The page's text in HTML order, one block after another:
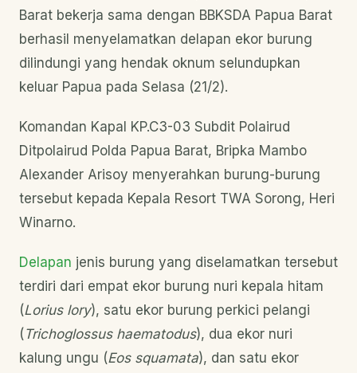
Barat bekerja sama dengan BBKSDA Papua Barat
berhasil menyelamatkan delapan ekor burung
dilindungi yang hendak oknum selundupkan
keluar Papua pada Selasa (21/2).
Komandan Kapal KP.C3-03 Subdit Polairud
Ditpolairud Polda Papua Barat, Bripka Mambo
Alexander Arisoy menyerahkan burung-burung
tersebut kepada Kepala Resort TWA Sorong, Heri
Winarno.
Delapan jenis burung yang diselamatkan tersebut
terdiri dari empat ekor burung nuri kepala hitam
(Lorius lory), satu ekor burung perkici pelangi
( Trichoglossus haematodus), dua ekor nuri
kalung ungu (Eos squamata), dan satu ekor